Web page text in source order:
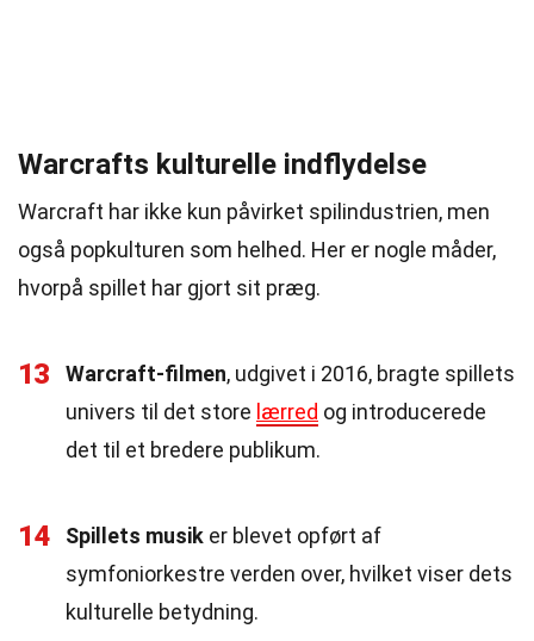
Warcrafts kulturelle indflydelse
Warcraft har ikke kun påvirket spilindustrien, men
også popkulturen som helhed. Her er nogle måder,
hvorpå spillet har gjort sit præg.
13 Warcraft-filmen, udgivet i 2016, bragte spillets
univers til det store lærred og introducerede
det til et bredere publikum.
14 Spillets musik er blevet opført af
symfoniorkestre verden over, hvilket viser dets
kulturelle betydning.